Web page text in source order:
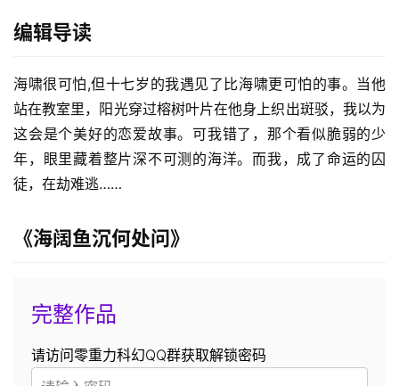
编辑导读
海啸很可怕,但十七岁的我遇见了比海啸更可怕的事。当他
站在教室里，阳光穿过榕树叶片在他身上织出斑驳，我以为
这会是个美好的恋爱故事。可我错了，那个看似脆弱的少
年，眼里藏着整片深不可测的海洋。而我，成了命运的囚
徒，在劫难逃……
《海阔鱼沉何处问》
完整作品
请访问零重力科幻QQ群获取解锁密码